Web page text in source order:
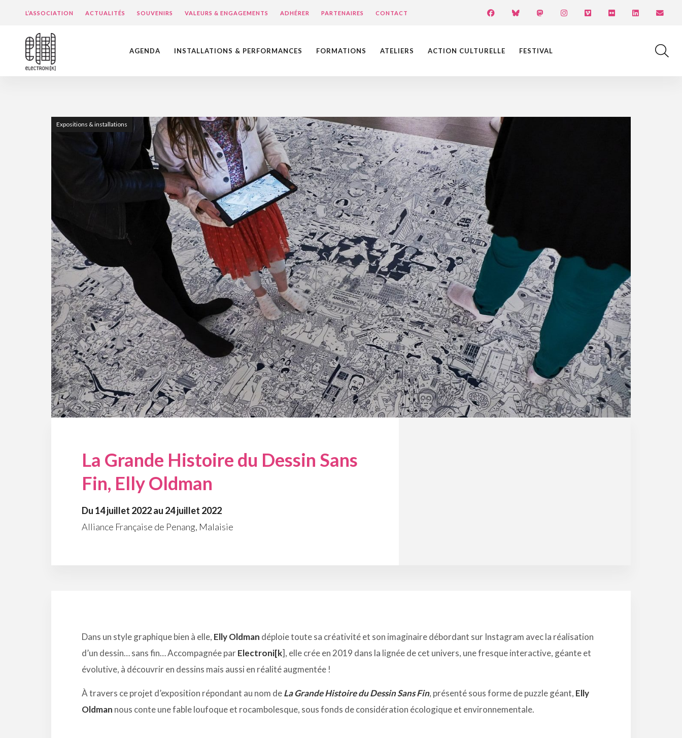
L’ASSOCIATION ACTUALITÉS SOUVENIRS VALEURS & ENGAGEMENTS ADHÉRER PARTENAIRES CONTACT
AGENDA INSTALLATIONS & PERFORMANCES FORMATIONS ATELIERS ACTION CULTURELLE FESTIVAL
Expositions & installations
La Grande Histoire du Dessin Sans
Fin, Elly Oldman
Du 14 juillet 2022 au 24 juillet 2022
Alliance Française de Penang, Malaisie
Dans un style graphique bien à elle, Elly Oldman déploie toute sa créativité et son imaginaire débordant sur Instagram avec la réalisation
d’un dessin… sans fin… Accompagnée parElectroni[k], elle crée en 2019 dans la lignée de cet univers, une fresque interactive, géante et
évolutive, à découvrir en dessins mais aussi en réalité augmentée !
À travers ce projet d’exposition répondant au nom deLa Grande Histoire du Dessin Sans Fin, présenté sous forme de puzzle géant, Elly
Oldman nous conte une fable loufoque et rocambolesque, sous fonds de considération écologique et environnementale.